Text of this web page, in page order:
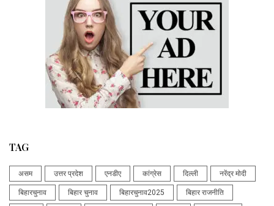
TAG
असम उत्तर प्रदेश एनडीए कांग्रेस दिल्ली नरेंद्र मोदी
बिहारचुनाव बिहार चुनाव बिहारचुनाव2025 बिहार राजनीति